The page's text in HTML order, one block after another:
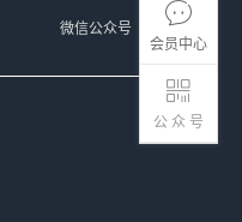
会员中心
公 众 号
微信公众号